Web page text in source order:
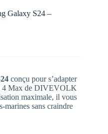
Galaxy S24 –
conçu pour s’adapter
4 Max de DIVEVOLK
maximale, il vous
marines sans craindre